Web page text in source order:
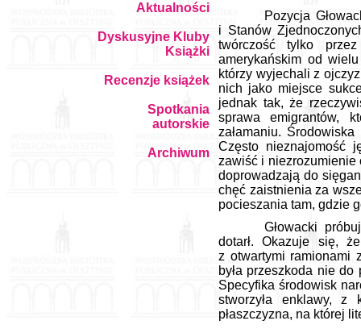
Aktualności
Dyskusyjne Kluby
Książki
Recenzje książek
Spotkania
autorskie
Archiwum
Pozycja
i Stanów
twórczość tylko
amerykańskim od
którzy wyjechali z
nich jako miejsce
jednak tak, że
sprawa emigrantów,
załamaniu.
Często nieznajomość
zawiść i niezrozumienie
doprowadzają do
chęć zaistnienia za
pocieszania tam, gdzie
Głowacki
dotarł. Okazuje się,
z otwartymi ramionami
była przeszkoda nie
Specyfika środowisk
stworzyła enklawy,
płaszczyzna, na której